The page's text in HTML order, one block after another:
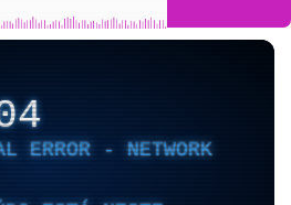
ERROR - NETWORK